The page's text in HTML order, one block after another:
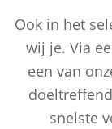
Ook in het
wij je. Via
een van
snelste